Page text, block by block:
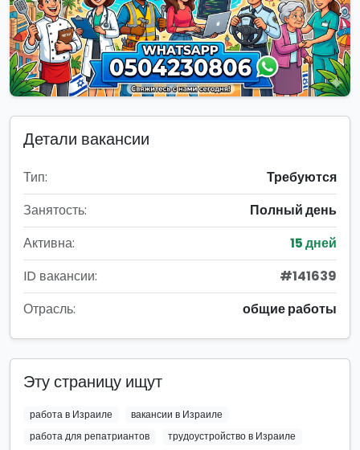
Детали вакансии
Тип:
Требуются
Занятость:
Полный день
Активна:
15 дней
ID вакансии:
#141639
Отрасль:
общие работы
Эту страницу ищут
работа в Израиле
вакансии в Израиле
работа для репатриантов
трудоустройство в Израиле